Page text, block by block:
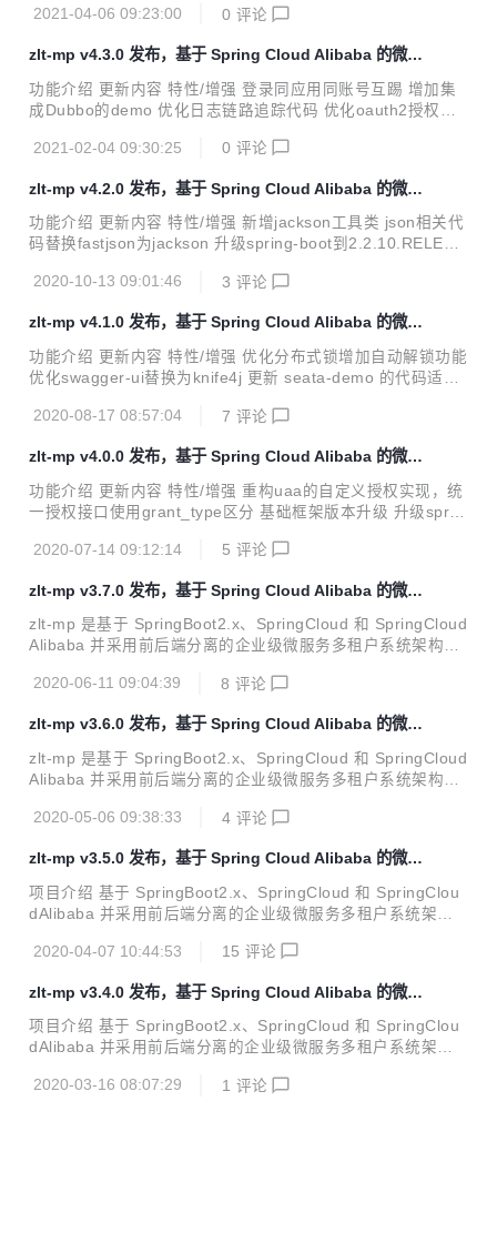
到2.0.0 内容说明 一、新增工程oss-starter 既支持各种 「S
等，同时也支持阿里的 FastDFS。 配置S3： zlt: file-serve
r: type: s3 s3: access-key: ${zlt.s3.acce...
2021-04-06 09:23:00 0 评论
zlt-mp v4.3.0 发布，基于 Spring Cloud Alibaba 的微服
务平台
功能介绍 更新内容 特性/增强 登录同应用同账号互踢 增加集
成Dubbo的demo 优化日志链路追踪代码 优化oauth2授权错
8.RELEASE 升级spring-cloud到Hoxton.SR9 升级spring-clo
1.RELEASE 升级redisson到3.14.1 升级transmittable到2.1
2.0 升级elasticsearch到7.10.2 升级spring-data-el...
2021-02-04 09:30:25 0 评论
zlt-mp v4.2.0 发布，基于 Spring Cloud Alibaba 的微服
务平台
功能介绍 更新内容 特性/增强 新增jackson工具类 json相关代
码替换fastjson为jackson 升级spring-boot到2.2.10.RELEAS
到2.2.3.RELEASE 升级mybatis-plus-boot-starter到3.4.0 升
到2.0.5 问题修复 [#I1X2U5] 修复redis的increment命令的反
序列化问题 内容说明 一、新增jackson工...
2020-10-13 09:01:46 3 评论
zlt-mp v4.1.0 发布，基于 Spring Cloud Alibaba 的微服
务平台
功能介绍 更新内容 特性/增强 优化分布式锁增加自动解锁功能
优化swagger-ui替换为knife4j 更新 seata-demo 的代码适配
防止CSRF攻击 升级spring-boot到2.2.8.RELEASE 升级sprin
ASE 问题修复 [#I1OEEN] 修复改为jwt token类型无效的问题
[#I1P1IL] 优化sc-gateway的异常处理返回状态码 内容说明
一、优化分布式锁增加自动解锁功...
2020-08-17 08:57:04 7 评论
zlt-mp v4.0.0 发布，基于 Spring Cloud Alibaba 的微服
务平台
功能介绍 更新内容 特性/增强 重构uaa的自定义授权实现，统
一授权接口使用grant_type区分 基础框架版本升级 升级sprin
级spring-cloud-alibaba到2.2.1.RELEASE 升级spring-boot-
版本，不支持6.x版本 升级elasticsearch-rest-high-level-clie
nt到7.8.0 升级elasticsearch-rest-client到7...
2020-07-14 09:12:14 5 评论
zlt-mp v3.7.0 发布，基于 Spring Cloud Alibaba 的微服
务平台
zlt-mp 是基于 SpringBoot2.x、SpringCloud 和 SpringCloud
Alibaba 并采用前后端分离的企业级微服务多租户系统架构。
化应用管理编辑页面和列表 优化授权码模式的登录错误响应
t到2.1.14.RELEASE 升级spring-cloud到Greenwich.SR6 升
级fastjson到1.2.70 升级druid-spring-boot-starter到1.1.22
升级fastdfs-clien...
2020-06-11 09:04:39 8 评论
zlt-mp v3.6.0 发布，基于 Spring Cloud Alibaba 的微服
务平台
zlt-mp 是基于 SpringBoot2.x、SpringCloud 和 SpringCloud
Alibaba 并采用前后端分离的企业级微服务多租户系统架构。
son并优化抽象接口 修改zlt-redis-spring-boot-starter的客户
onClient两种客户端API 修改DefaultWebMvcConfig类由Web
MvcConfigurationSupport改为WebMvcConfigurer，避免覆
盖其他的WebMv...
2020-05-06 09:38:33 4 评论
zlt-mp v3.5.0 发布，基于 Spring Cloud Alibaba 的微服
务平台
项目介绍 基于 SpringBoot2.x、SpringCloud 和 SpringClou
dAlibaba 并采用前后端分离的企业级微服务多租户系统架
g-boot-starter工程 支持xpack安全认证 支持最新的es7.x版
由TransportClient改为HighLevelClient 优化公共starter的be
an加载方式，避免依赖的工程因包路径不一致而导致加载不了
的情况 优化zlt-uaa的bean加载方式 优化zl...
2020-04-07 10:44:53 15 评论
zlt-mp v3.4.0 发布，基于 Spring Cloud Alibaba 的微服
务平台
项目介绍 基于 SpringBoot2.x、SpringCloud 和 SpringClou
dAlibaba 并采用前后端分离的企业级微服务多租户系统架
式 增加前后端分离的单点登录样例工程 web-sso 基于 securit
2020-03-16 08:07:29 1 评论